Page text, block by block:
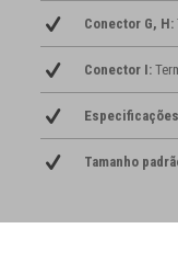
Conector G, H:
Conector I:
Tamanho